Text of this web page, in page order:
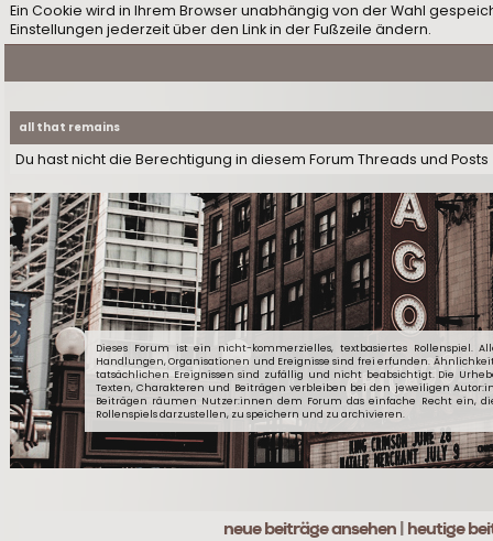
Ein Cookie wird in Ihrem Browser unabhängig von der Wahl
Einstellungen jederzeit über den Link in der Fußzeile ändern.
all that remains
Du hast nicht die Berechtigung in diesem Forum Threads und Posts
Dieses Forum ist ein nicht-kommerzielles, textbasiertes Rollenspiel.
Handlungen, Organisationen und Ereignisse sind frei erfunden.
tatsächlichen Ereignissen sind zufällig und nicht beabsichtigt. Die
Texten, Charakteren und Beiträgen verbleiben bei den jeweiligen
Beiträgen räumen Nutzer:innen dem Forum das einfache Recht ein,
Rollenspiels darzustellen, zu speichern und zu archivieren.
neue beiträge ansehen|heutige